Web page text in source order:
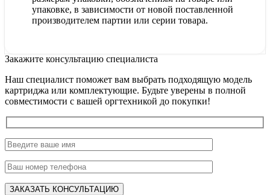
упаковке, в зависимости от новой поставленной
производителем партии или серии товара.
Закажите консультацию специалиста
Наш специалист поможет вам выбрать подходящую модель
картриджа или комплектующие. Будьте уверены в полной
совместимости с вашей оргтехникой до покупки!